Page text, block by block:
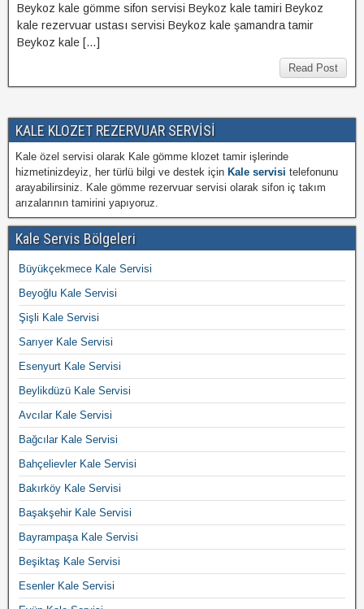
Beykoz kale gömme sifon servisi Beykoz kale tamiri Beykoz
kale rezervuar ustası servisi Beykoz kale şamandra tamir
Beykoz kale […]
Read Post
KALE KLOZET REZERVUAR SERVİSİ
Kale özel servisi olarak Kale gömme klozet tamir işlerinde
hizmetinizdeyiz, her türlü bilgi ve destek için Kale servisi telefonunu
arayabilirsiniz. Kale gömme rezervuar servisi olarak sifon iç takım
arızalarının tamirini yapıyoruz.
Kale Servis Bölgeleri
Büyükçekmece Kale Servisi
Beyoğlu Kale Servisi
Şişli Kale Servisi
Sarıyer Kale Servisi
Esenyurt Kale Servisi
Beylikdüzü Kale Servisi
Avcılar Kale Servisi
Bağcılar Kale Servisi
Bahçelievler Kale Servisi
Bakırköy Kale Servisi
Başakşehir Kale Servisi
Bayrampaşa Kale Servisi
Beşiktaş Kale Servisi
Esenler Kale Servisi